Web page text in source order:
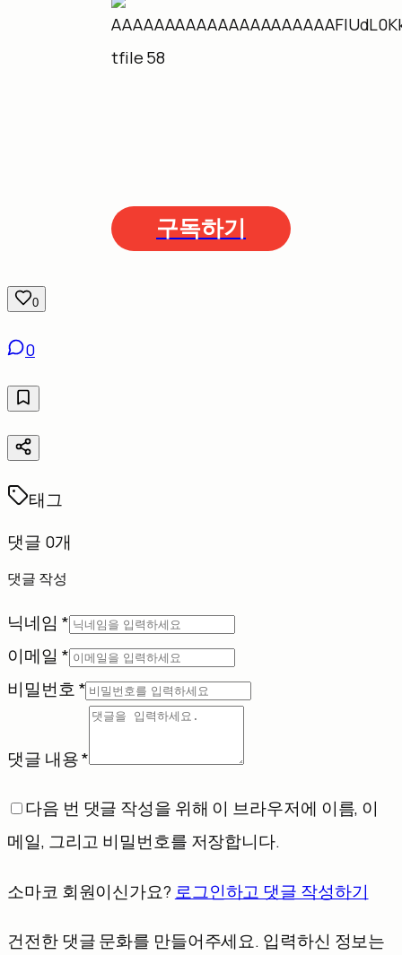
구독하기
0
0
태그
댓글 0개
댓글 작성
닉네임 *
이메일 *
비밀번호 *
댓글 내용 *
다음 번 댓글 작성을 위해 이 브라우저에 이름, 이
메일, 그리고 비밀번호를 저장합니다.
소마코 회원이신가요? 로그인하고 댓글 작성하기
건전한 댓글 문화를 만들어주세요. 입력하신 정보는